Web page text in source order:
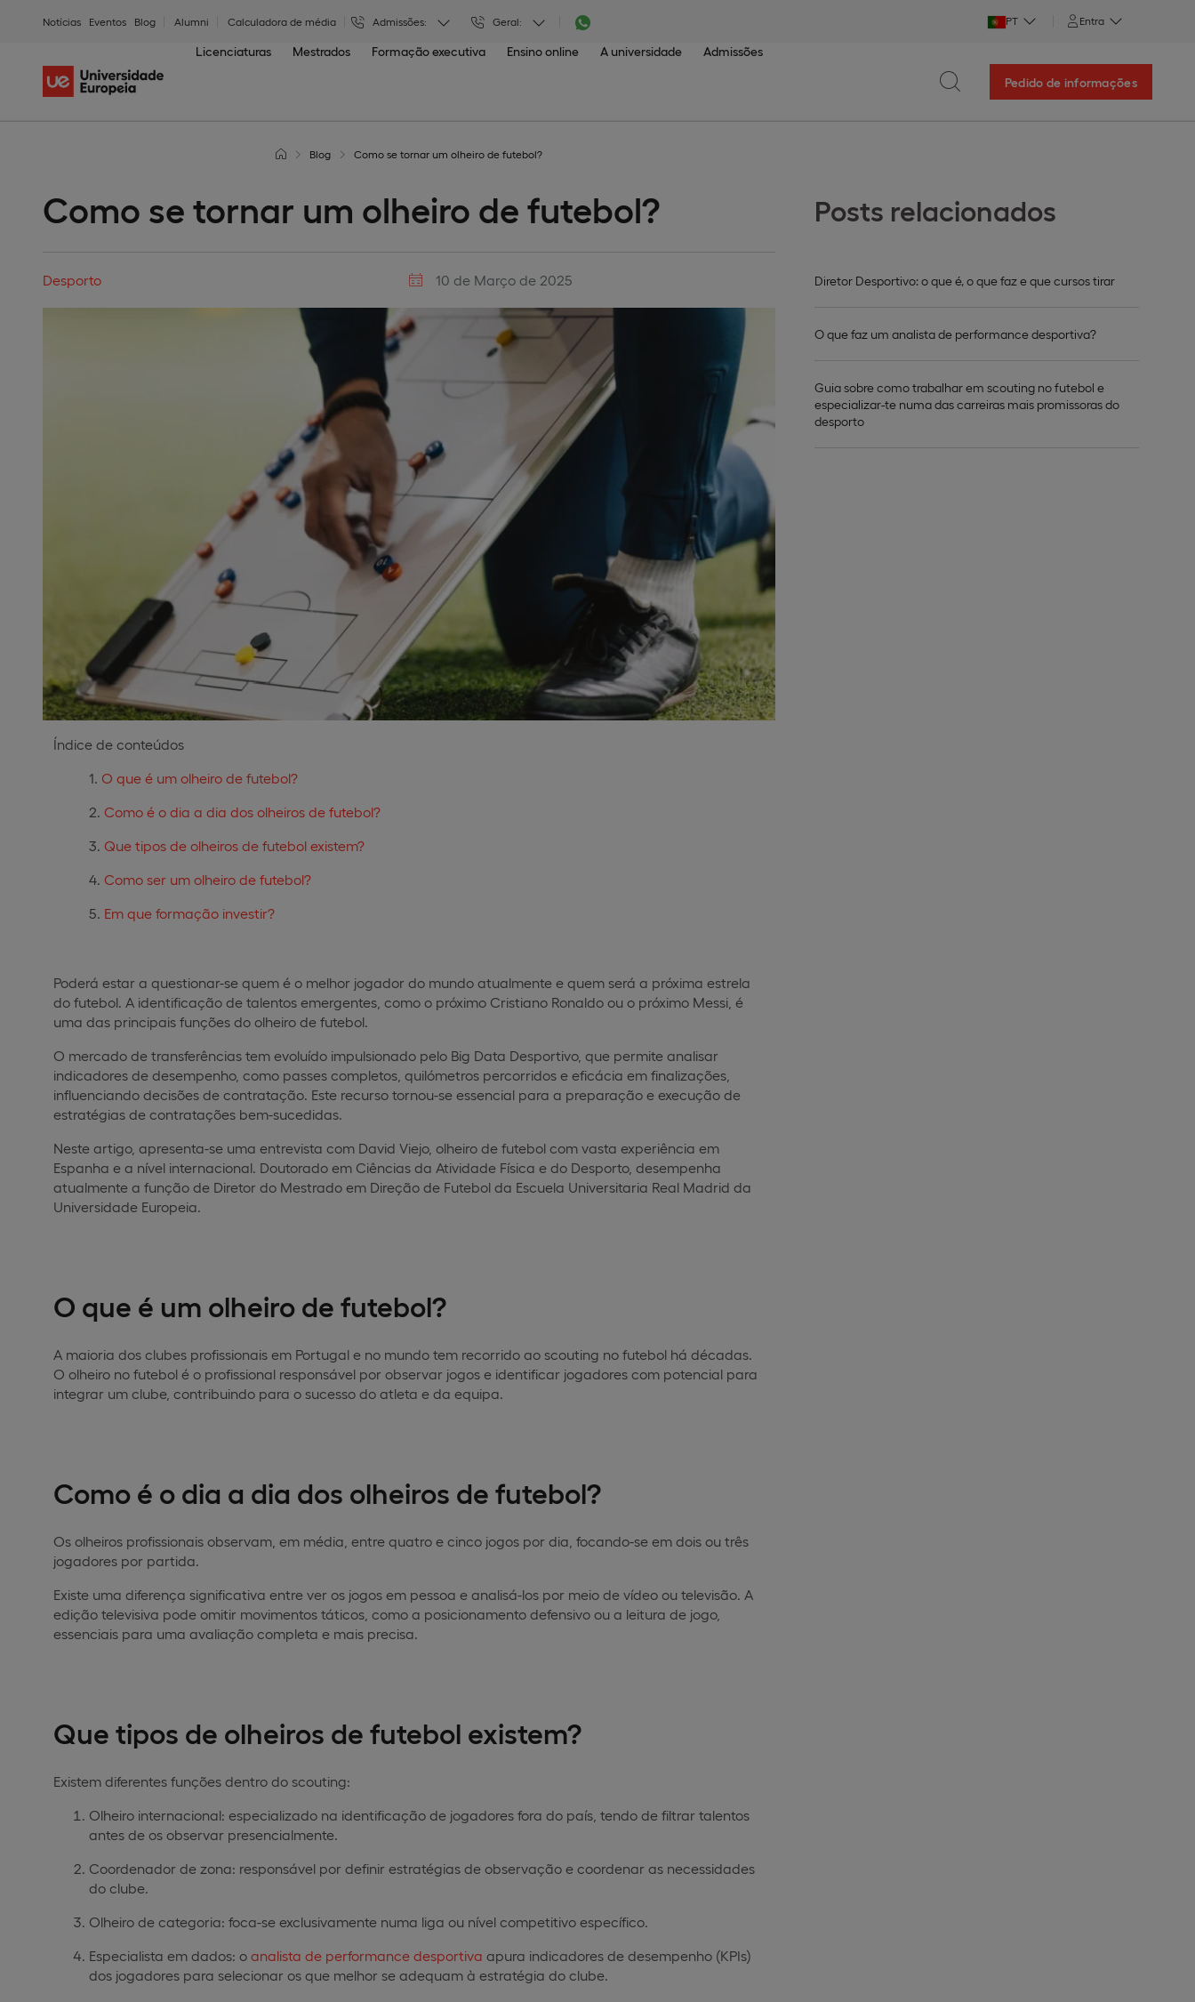
Notícias Eventos Blog Alumni Calculadora de média Admissões: Geral: PT Entra
Licenciaturas Mestrados Formação executiva Ensino online A universidade Admissões
Pedido de informações
Posts relacionados
Diretor Desportivo: o que é, o que faz e que cursos tirar
O que faz um analista de performance desportiva?
Guia sobre como trabalhar em scouting no futebol e
especializar-te numa das carreiras mais promissoras do
desporto
Blog Como se tornar um olheiro de futebol?
Como se tornar um olheiro de futebol?
Desporto 10 de Março de 2025
Índice de conteúdos
O que é um olheiro de futebol?
Como é o dia a dia dos olheiros de futebol?
Que tipos de olheiros de futebol existem?
Como ser um olheiro de futebol?
Em que formação investir?
Poderá estar a questionar-se quem é o melhor jogador do mundo atualmente e quem será a próxima estrela
do futebol. A identificação de talentos emergentes, como o próximo Cristiano Ronaldo ou o próximo Messi, é
uma das principais funções do olheiro de futebol.
O mercado de transferências tem evoluído impulsionado pelo Big Data Desportivo, que permite analisar
indicadores de desempenho, como passes completos, quilómetros percorridos e eficácia em finalizações,
influenciando decisões de contratação. Este recurso tornou-se essencial para a preparação e execução de
estratégias de contratações bem-sucedidas.
Neste artigo, apresenta-se uma entrevista com David Viejo, olheiro de futebol com vasta experiência em
Espanha e a nível internacional. Doutorado em Ciências da Atividade Física e do Desporto, desempenha
atualmente a função de Diretor do Mestrado em Direção de Futebol da Escuela Universitaria Real Madrid da
Universidade Europeia.
O que é um olheiro de futebol?
A maioria dos clubes profissionais em Portugal e no mundo tem recorrido ao scouting no futebol há décadas.
O olheiro no futebol é o profissional responsável por observar jogos e identificar jogadores com potencial para
integrar um clube, contribuindo para o sucesso do atleta e da equipa.
Como é o dia a dia dos olheiros de futebol?
Os olheiros profissionais observam, em média, entre quatro e cinco jogos por dia, focando-se em dois ou três
jogadores por partida.
Existe uma diferença significativa entre ver os jogos em pessoa e analisá-los por meio de vídeo ou televisão. A
edição televisiva pode omitir movimentos táticos, como a posicionamento defensivo ou a leitura de jogo,
essenciais para uma avaliação completa e mais precisa.
Que tipos de olheiros de futebol existem?
Existem diferentes funções dentro do scouting:
Olheiro internacional: especializado na identificação de jogadores fora do país, tendo de filtrar talentos
antes de os observar presencialmente.
Coordenador de zona: responsável por definir estratégias de observação e coordenar as necessidades
do clube.
Olheiro de categoria: foca-se exclusivamente numa liga ou nível competitivo específico.
Especialista em dados: o analista de performance desportiva apura indicadores de desempenho (KPIs)
dos jogadores para selecionar os que melhor se adequam à estratégia do clube.